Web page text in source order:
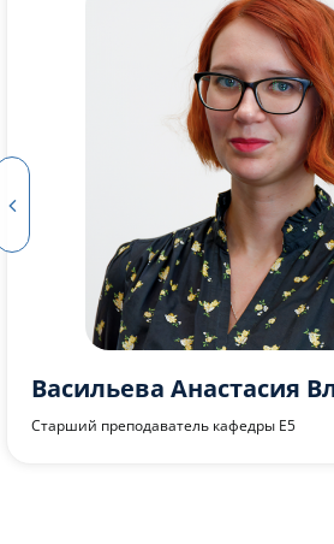
Носов Виктор
Профессор кафедры Е5, д.т.н., проф.